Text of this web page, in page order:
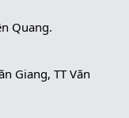
Quang.
Giang, TT Văn